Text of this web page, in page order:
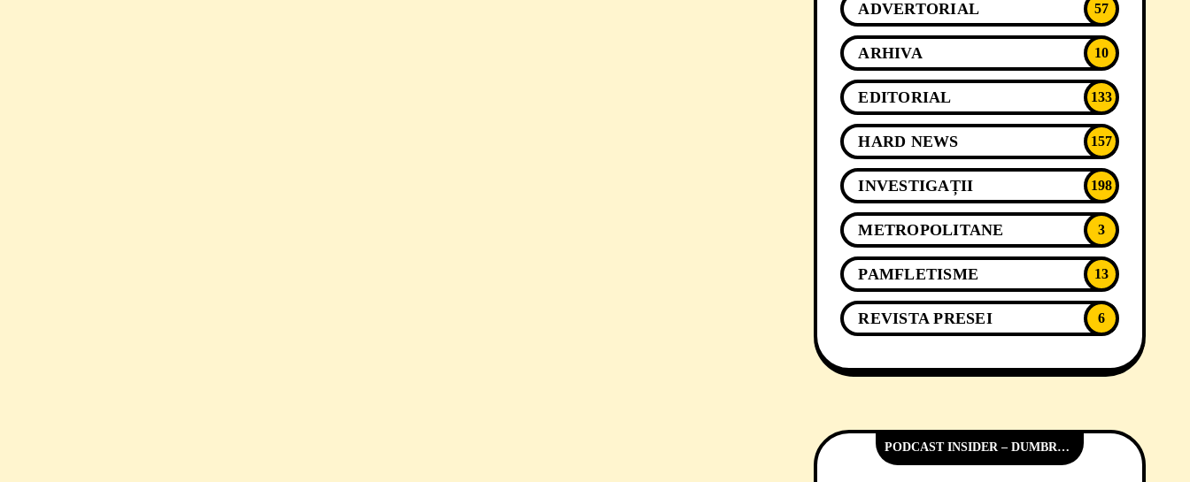
ADVERTORIAL 57
ARHIVA 10
EDITORIAL 133
HARD NEWS 157
INVESTIGAȚII 198
METROPOLITANE 3
PAMFLETISME 13
REVISTA PRESEI 6
PODCAST INSIDER – DUMBRĂVIȚA